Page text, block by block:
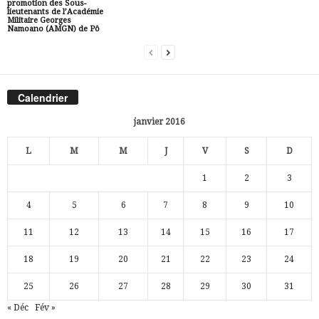
promotion des Sous-
lieutenants de l’Académie
Militaire Georges
Namoano (AMGN) de Pô
Calendrier
janvier 2016
L M M J V S D
1 2 3
4 5 6 7 8 9 10
11 12 13 14 15 16 17
18 19 20 21 22 23 24
25 26 27 28 29 30 31
« Déc Fév »